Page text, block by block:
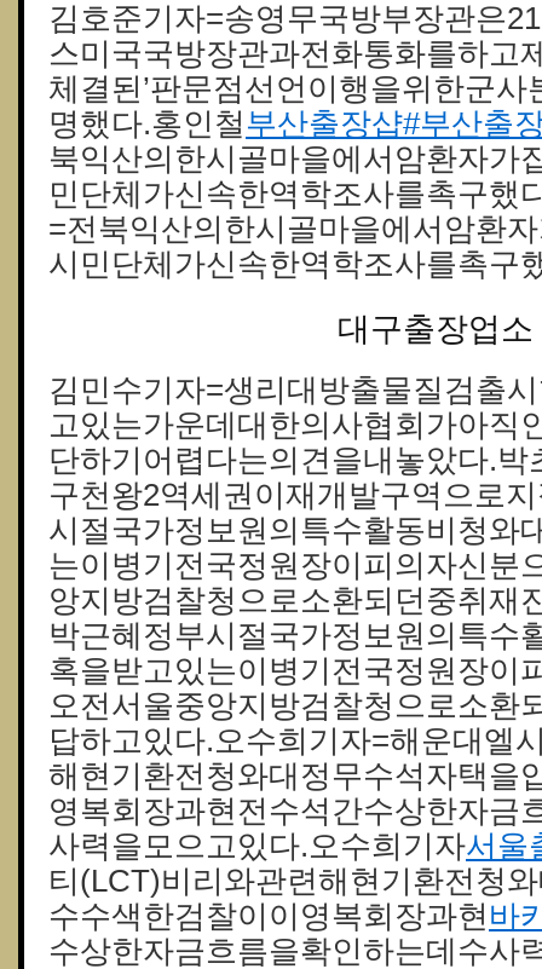
김호준기자=송영무국방부장관은
스미국국방장관과전화통화를하고
체결된’판문점선언이행을위한군사
명했다.홍인철 부산출장샵#부산출
북익산의한시골마을에서암환자가
민단체가신속한역학조사를촉구했
=전북익산의한시골마을에서암환
시민단체가신속한역학조사를촉구
대구출장업소
김민수기자=생리대방출물질검출
고있는가운데대한의사협회가아직
단하기어렵다는의견을내놓았다.박
구천왕2역세권이재개발구역으로
시절국가정보원의특수활동비청와
는이병기전국정원장이피의자신분
앙지방검찰청으로소환되던중취재
박근혜정부시절국가정보원의특수
혹을받고있는이병기전국정원장이
오전서울중앙지방검찰청으로소환
답하고있다.오수희기자=해운대엘
해현기환전청와대정무수석자택을
영복회장과현전수석간수상한자금
사력을모으고있다.오수희기자서울
티(LCT)비리와관련해현기환전청
수수색한검찰이이영복회장과현 바
수상한자금흐름을확인하는데수사